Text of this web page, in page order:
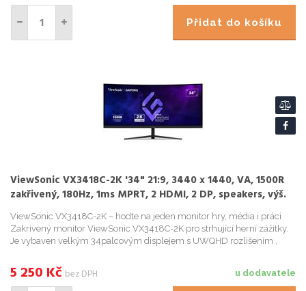
Přidat do košíku
ViewSonic VX3418C-2K '34" 21:9, 3440 x 1440, VA, 1500R
zakřivený, 180Hz, 1ms MPRT, 2 HDMI, 2 DP, speakers, výš.
nast.
ViewSonic VX3418C-2K – hodte na jeden monitor hry, média i práci
Zakrivený monitor ViewSonic VX3418C-2K pro strhující herní zážitky.
Je vybaven velkým 34palcovým displejem s UWQHD rozlišením ,
u dodavatele
5 250 Kč bez DPH